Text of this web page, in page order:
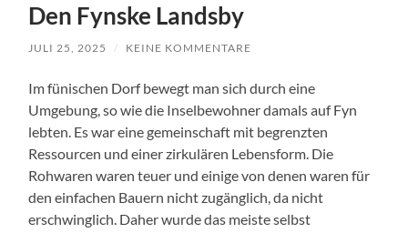
Den Fynske Landsby
JULI 25, 2025 / KEINE KOMMENTARE
Im fünischen Dorf bewegt man sich durch eine
Umgebung, so wie die Inselbewohner damals auf Fyn
lebten. Es war eine gemeinschaft mit begrenzten
Ressourcen und einer zirkulären Lebensform. Die
Rohwaren waren teuer und einige von denen waren für
den einfachen Bauern nicht zugänglich, da nicht
erschwinglich. Daher wurde das meiste selbst